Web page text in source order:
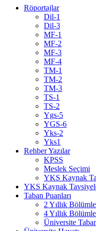
Röportajlar
Dil-1
Dil-3
MF-1
MF-2
MF-3
MF-4
TM-1
TM-2
TM-3
TS-1
TS-2
Ygs-5
YGS-6
Yks-2
Yks1
Rehber Yazılar
KPSS
Meslek Seçimi
YKS Kaynak
YKS Kaynak
Taban Puanları
2 Yıllık
4 Yıllık
Üniversite